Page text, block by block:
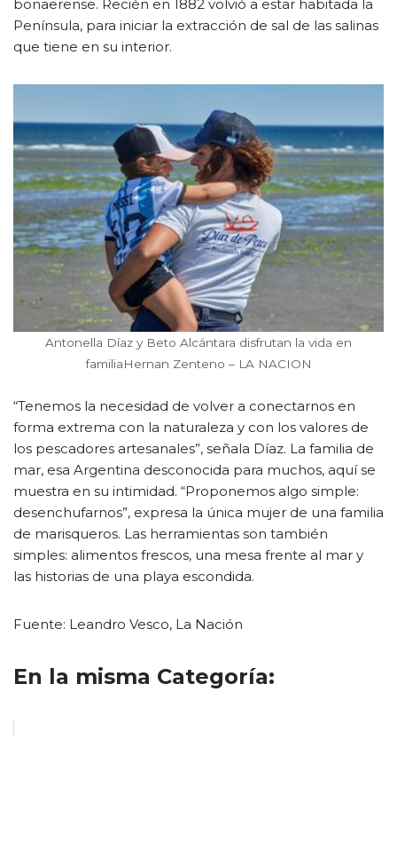
bonaerense. Recién en 1882 volvió a estar habitada la
Península, para iniciar la extracción de sal de las salinas
que tiene en su interior.
Antonella Díaz y Beto Alcántara disfrutan la vida en
familiaHernan Zenteno – LA NACION
“Tenemos la necesidad de volver a conectarnos en
forma extrema con la naturaleza y con los valores de
los pescadores artesanales”, señala Díaz. La familia de
mar, esa Argentina desconocida para muchos, aquí se
muestra en su intimidad. “Proponemos algo simple:
desenchufarnos”, expresa la única mujer de una familia
de marisqueros. Las herramientas son también
simples: alimentos frescos, una mesa frente al mar y
las historias de una playa escondida.
Fuente: Leandro Vesco, La Nación
En la misma Categoría: